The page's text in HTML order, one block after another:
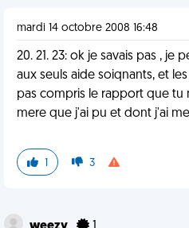
mardi 14 octobre 2008 16:48
20. 21. 23: ok je savais pas , je
aux seuls aide soiqnants, et
pas compris le rapport que tu
mere que j'ai pu et dont j'ai
1 3